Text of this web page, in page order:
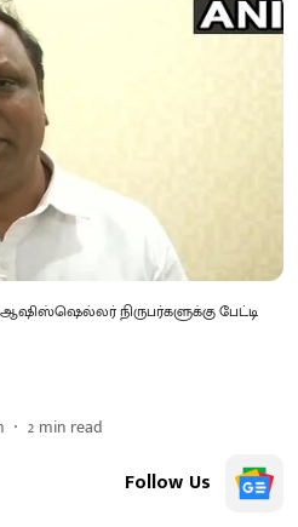
நிருபர்களுக்கு பேட்டி
2 min read
Follow Us